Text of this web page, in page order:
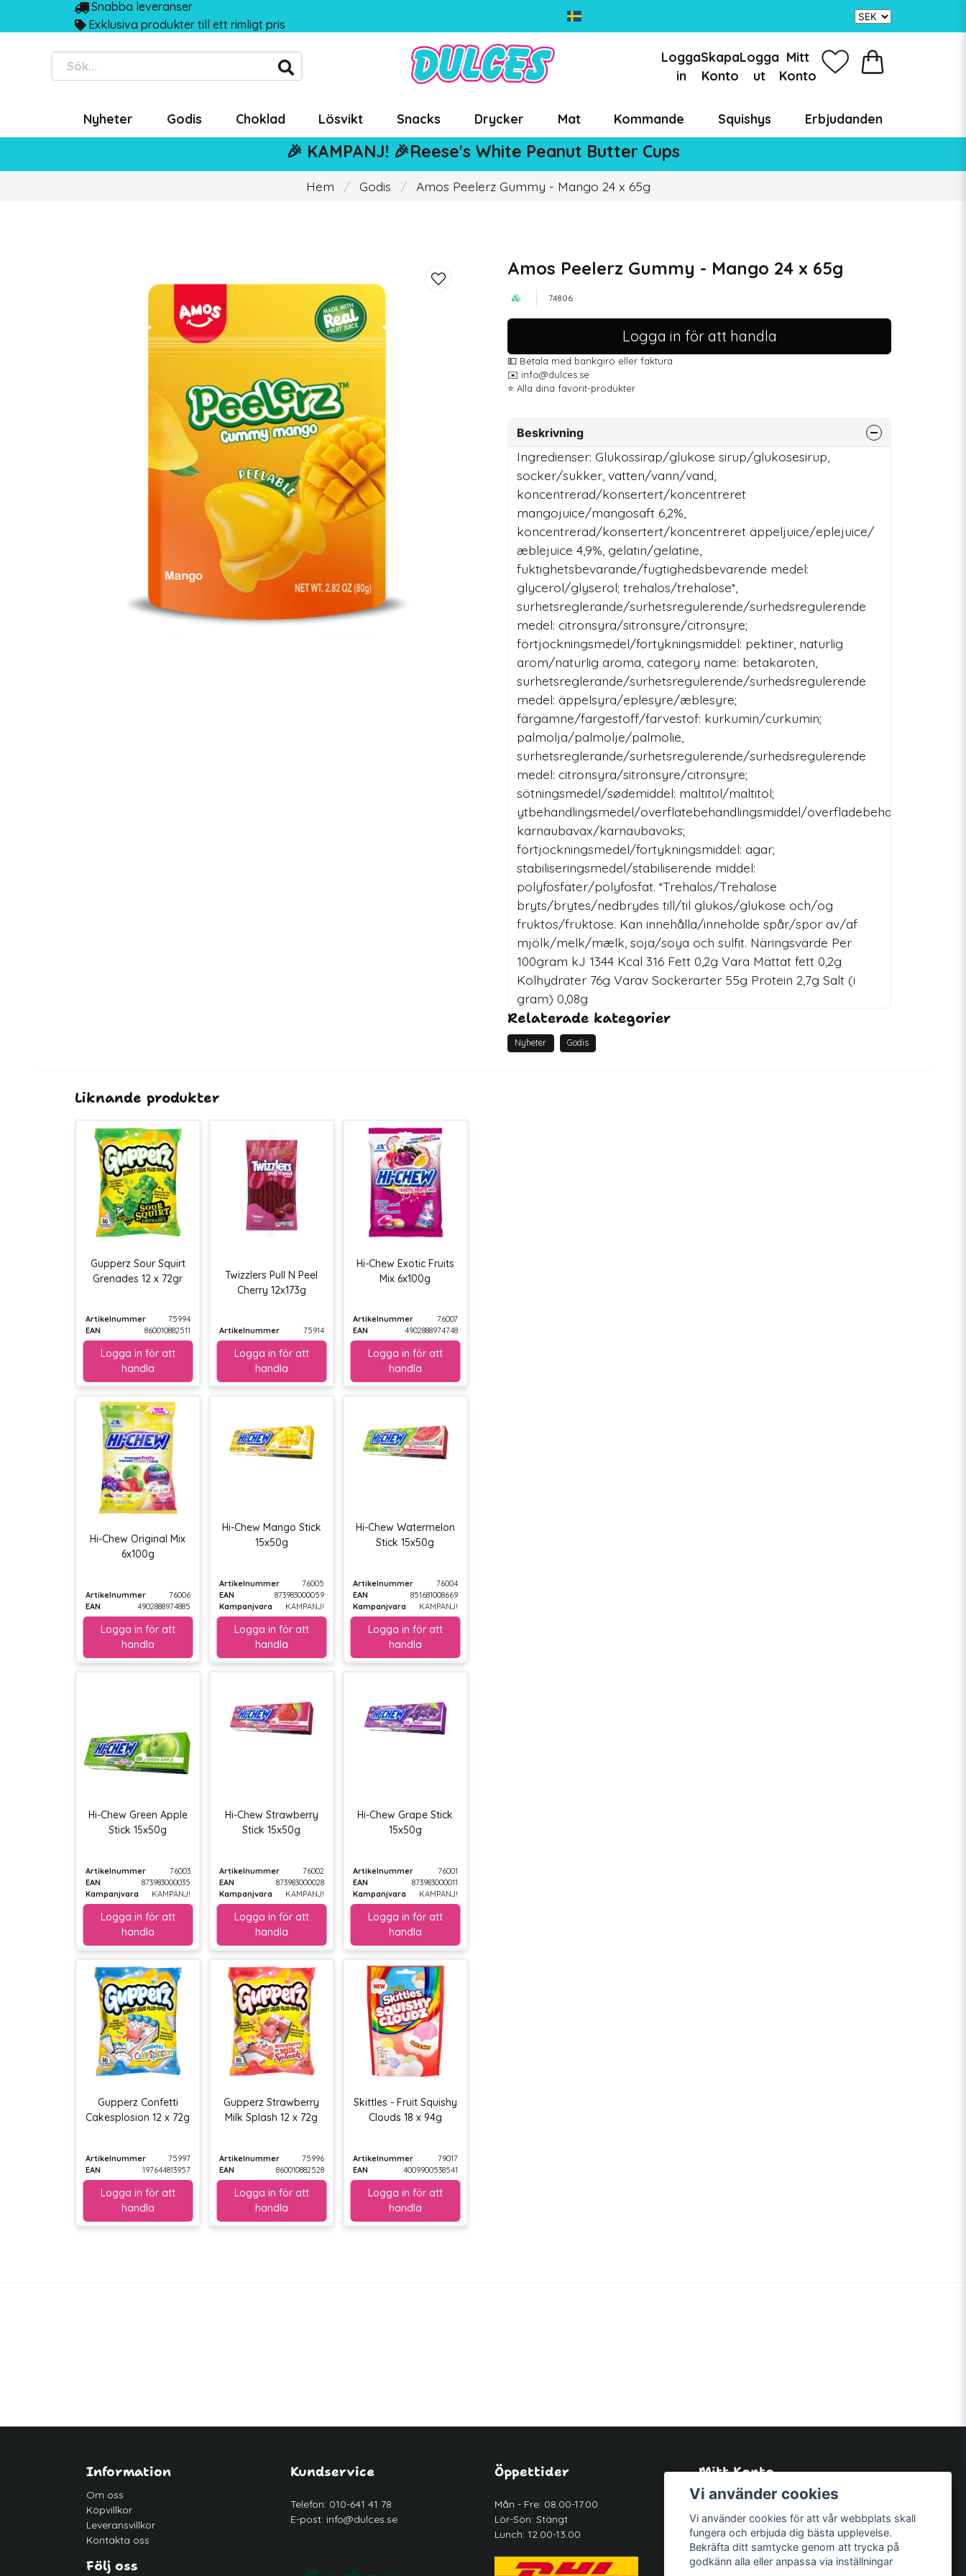
Snabba leveranser
Exklusiva produkter till ett rimligt pris
Sök...
Logga
in
Skapa
Konto
Logga
ut
Mitt
Konto
Nyheter Godis Choklad Lösvikt Snacks Drycker Mat Kommande Squishys Erbjudanden
🎉 KAMPANJ! 🎉Reese's White Peanut Butter Cups
Hem Godis Amos Peelerz Gummy - Mango 24 x 65g
Amos Peelerz Gummy - Mango 24 x 65g
74806
Logga in för att handla
💵 Betala med bankgiro eller faktura
✉️ info@dulces.se
⭐️ Alla dina favorit-produkter
Beskrivning
Ingredienser: Glukossirap/glukose sirup/glukosesirup,
socker/sukker, vatten/vann/vand,
koncentrerad/konsertert/koncentreret
mangojuice/mangosaft 6,2%,
koncentrerad/konsertert/koncentreret äppeljuice/eplejuice/
æblejuice 4,9%, gelatin/gelatine,
fuktighetsbevarande/fugtighedsbevarende medel:
glycerol/glyserol; trehalos/trehalose*,
surhetsreglerande/surhetsregulerende/surhedsregulerende
medel: citronsyra/sitronsyre/citronsyre;
förtjockningsmedel/fortykningsmiddel: pektiner, naturlig
arom/naturlig aroma, category name: betakaroten,
surhetsreglerande/surhetsregulerende/surhedsregulerende
medel: äppelsyra/eplesyre/æblesyre;
färgämne/fargestoff/farvestof: kurkumin/curkumin;
palmolja/palmolje/palmolie,
surhetsreglerande/surhetsregulerende/surhedsregulerende
medel: citronsyra/sitronsyre/citronsyre;
sötningsmedel/sødemiddel: maltitol/maltitol;
ytbehandlingsmedel/overflatebehandlingsmiddel/
karnaubavax/karnaubavoks;
förtjockningsmedel/fortykningsmiddel: agar;
stabiliseringsmedel/stabiliserende middel:
polyfosfater/polyfosfat. *Trehalos/Trehalose
bryts/brytes/nedbrydes till/til glukos/glukose och/og
fruktos/fruktose. Kan innehålla/inneholde spår/spor av/af
mjölk/melk/mælk, soja/soya och sulfit. Näringsvärde Per
100gram kJ 1344 Kcal 316 Fett 0,2g Vara Mättat fett 0,2g
Kolhydrater 76g Varav Sockerarter 55g Protein 2,7g Salt (i
gram) 0,08g
Relaterade kategorier
Nyheter Godis
Liknande produkter
Gupperz Sour Squirt
Grenades 12 x 72gr
Artikelnummer
75994
EAN
860010882511
Twizzlers Pull N Peel
Cherry 12x173g
Artikelnummer 75914
Hi-Chew Exotic Fruits
Mix 6x100g
Artikelnummer
76007
EAN
4902888974748
Hi-Chew Original Mix
6x100g
Artikelnummer
76006
EAN
4902888974885
Hi-Chew Mango Stick
15x50g
Artikelnummer
76005
EAN
873983000059
Kampanjvara
KAMPANJ!
Hi-Chew Watermelon
Stick 15x50g
Artikelnummer
76004
EAN
851681008669
Kampanjvara
KAMPANJ!
Hi-Chew Green Apple
Stick 15x50g
Artikelnummer
76003
EAN
873983000035
Kampanjvara
KAMPANJ!
Hi-Chew Strawberry
Stick 15x50g
Artikelnummer
76002
EAN
873983000028
Kampanjvara
KAMPANJ!
Hi-Chew Grape Stick
15x50g
Artikelnummer
76001
EAN
873983000011
Kampanjvara
KAMPANJ!
Gupperz Confetti
Cakesplosion 12 x 72g
Artikelnummer
75997
EAN
197644813957
Gupperz Strawberry
Milk Splash 12 x 72g
Artikelnummer
75996
EAN
860010882528
Skittles - Fruit Squishy
Clouds 18 x 94g
Artikelnummer
79017
EAN
4009900538541
Information
Om oss
Köpvillkor
Leveransvillkor
Kontakta oss
Kundservice
Telefon: 010-641 41 78
E-post: info@dulces.se
Öppettider
Mån - Fre: 08.00-17.00
Lör-Sön: Stängt
Lunch: 12.00-13.00
Mitt Konto
Logga in
Registrera dig
Glömt lösenord?
Följ oss
Vi använder cookies
Vi använder cookies för att vår webbplats skall
fungera och erbjuda dig bästa upplevelse.
Bekräfta ditt samtycke genom att trycka på
godkänn alla eller anpassa via inställningar